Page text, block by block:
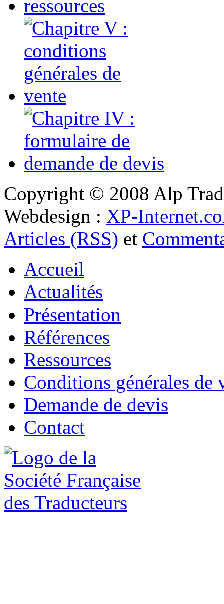
Copyright © 2008 Alp
Webdesign : XP-
Articles (RSS) et
Accueil
Actualités
Présentation
Références
Ressources
Conditions générales de
Demande de devis
Contact